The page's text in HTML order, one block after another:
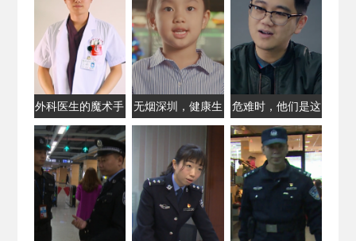
外科医生的魔术手
无烟深圳，健康生
危难时，他们是这
座城市的「摆渡
人」